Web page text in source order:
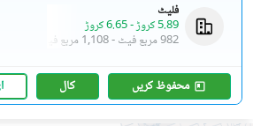
فلیٹ
5.89 کروڑ
-6.65 کروڑ
982 مربع فیٹ
-1,108 مربع فیٹ
محفوظ کریں کال